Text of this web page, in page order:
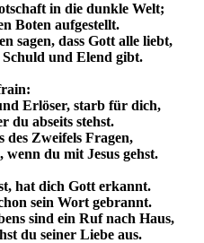
in die dunkle Welt;
Boten aufgestellt.
sagen, dass Gott alle liebt,
Schuld und Elend gibt.
Erlöser, starb für dich,
du abseits stehst.
des Zweifels Fragen,
du mit Jesus gehst.
hat dich Gott erkannt.
sein Wort gebrannt.
sind ein Ruf nach Haus,
du seiner Liebe aus.